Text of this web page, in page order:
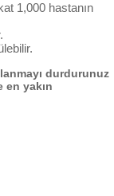
1,000 hastanın
durdurunuz
yakın